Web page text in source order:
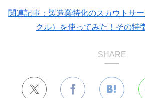
関連記事：製造業特化のスカウトサ
クル）を使ってみた！その特
SHARE